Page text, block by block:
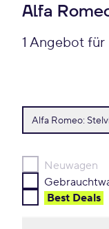
Alfa
1 Angebot
Alfa Romeo:
Neuwagen
Best Deals